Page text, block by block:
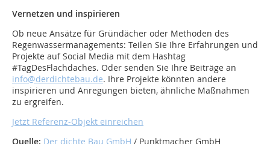
Vernetzen und inspirieren
Ob neue Ansätze für Gründächer oder Methoden des
Regenwassermanagements: Teilen Sie Ihre Erfahrungen und
Projekte auf Social Media mit dem Hashtag
#TagDesFlachdaches. Oder senden Sie Ihre Beiträge an
info@derdichtebau.de. Ihre Projekte könnten andere
inspirieren und Anregungen bieten, ähnliche Maßnahmen
zu ergreifen.
Jetzt Referenz-Objekt einreichen
Quelle: Der dichte Bau GmbH / Punktmacher GmbH